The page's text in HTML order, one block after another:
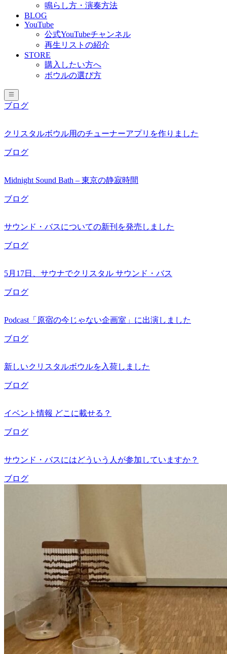
鳴らし方・演奏方法
BLOG
YouTube
公式YouTubeチャンネル
再生リストの紹介
STORE
購入したい方へ
ボウルの選び方
ブログ
クリスタルボウル用のチューナーアプリを作りました
ブログ
Midnight Sound Bath – 東京の静寂時間
ブログ
サウンド・バスについての新刊を発売しました
ブログ
5月17日、サウナでクリスタル サウンド・バス
ブログ
Podcast「原宿の今じゃない企画室」に出演しました
ブログ
新しいクリスタルボウルを入荷しました
ブログ
イベント情報 どこに載せる？
ブログ
サウンド・バスにはどういう人が参加していますか？
ブログ